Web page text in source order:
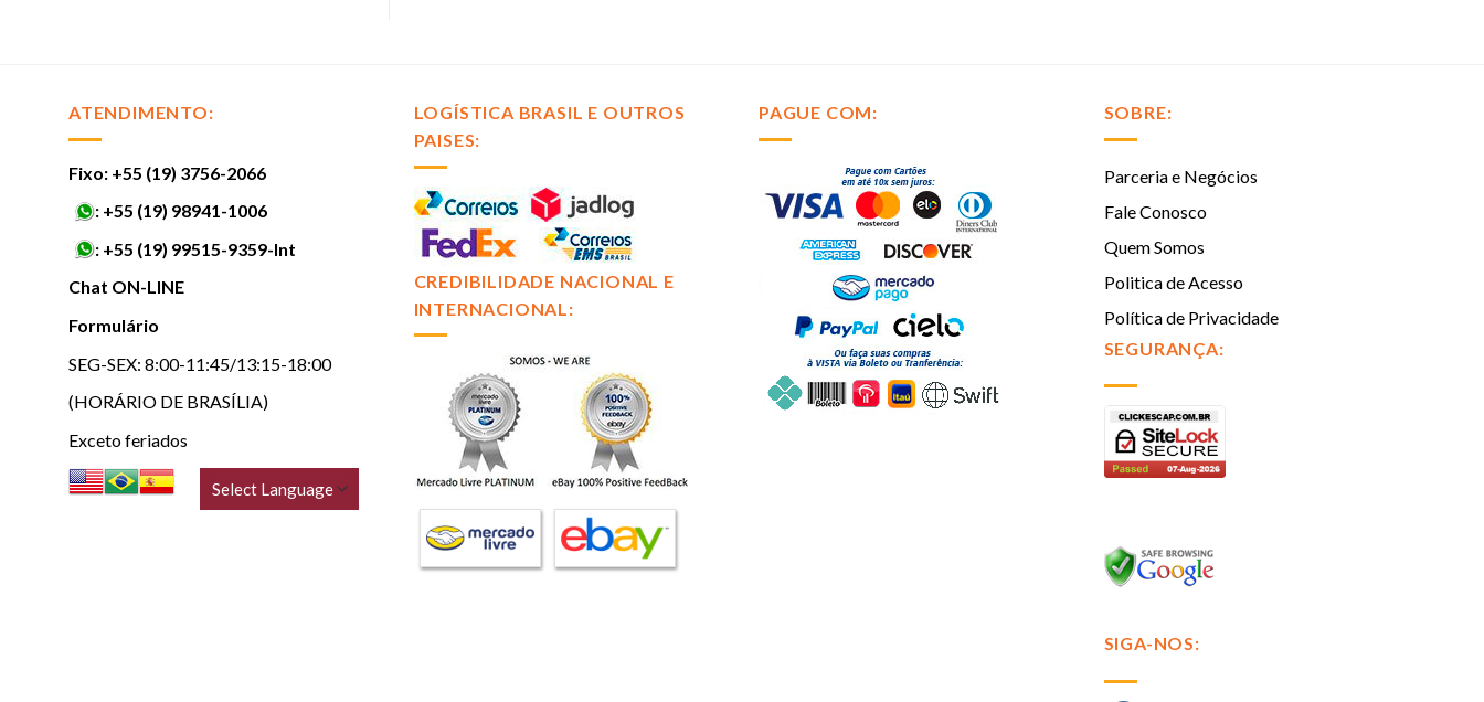
ATENDIMENTO:
Fixo: +55 (19) 3756-2066
: +55 (19) 98941-1006
: +55 (19) 99515-9359-Int
Chat ON-LINE
Formulário
SEG-SEX: 8:00-11:45/13:15-18:00
(HORÁRIO DE BRASÍLIA)
Exceto feriados
LOGÍSTICA BRASIL E OUTROS
PAISES:
CREDIBILIDADE NACIONAL E
INTERNACIONAL:
PAGUE COM: SOBRE:
Parceria e Negócios
Fale Conosco
Quem Somos
Politica de Acesso
Política de Privacidade
SEGURANÇA:
SIGA-NOS: